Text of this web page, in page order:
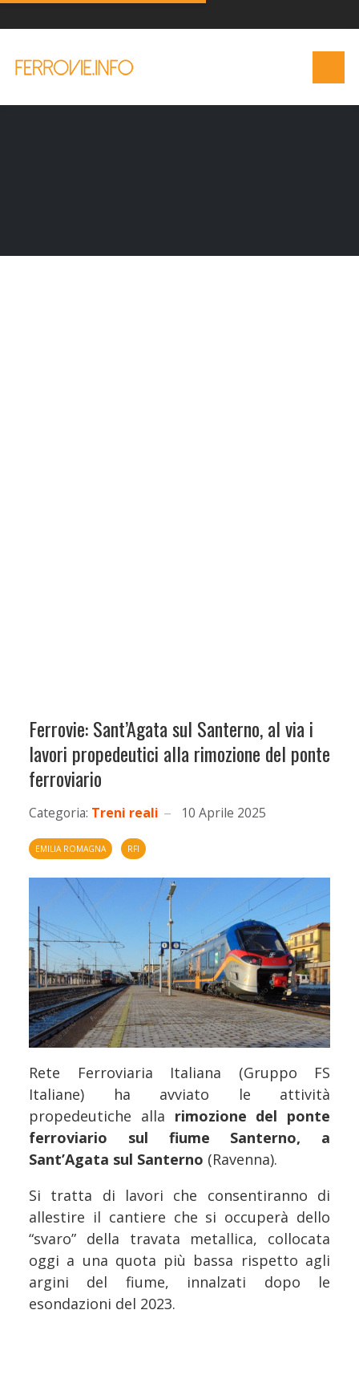
Ferrovie: Sant’Agata sul Santerno, al via i
lavori propedeutici alla rimozione del ponte
ferroviario
Categoria: Treni reali 10 Aprile 2025
EMILIA ROMAGNA RFI
Rete Ferroviaria Italiana (Gruppo FS
Italiane) ha avviato le attività
propedeutiche alla rimozione del ponte
ferroviario sul fiume Santerno, a
Sant’Agata sul Santerno (Ravenna).
Si tratta di lavori che consentiranno di
allestire il cantiere che si occuperà dello
“svaro” della travata metallica, collocata
oggi a una quota più bassa rispetto agli
argini del fiume, innalzati dopo le
esondazioni del 2023.